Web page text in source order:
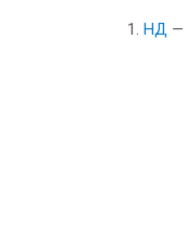
НД —